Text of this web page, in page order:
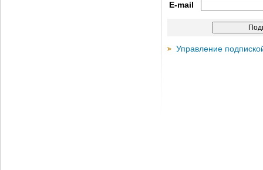
E-mail
Управление